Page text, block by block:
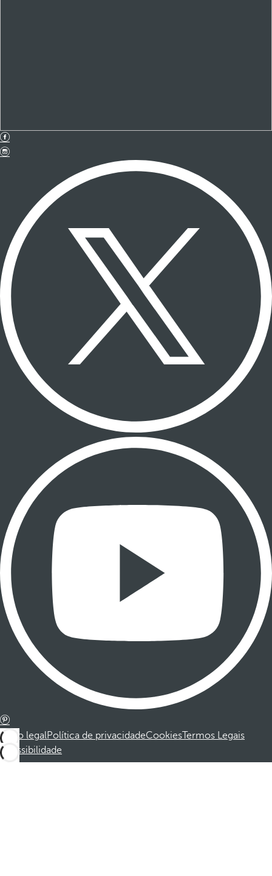
Aviso legalPolítica de privacidadeCookiesTermos Legais
Acessibilidade